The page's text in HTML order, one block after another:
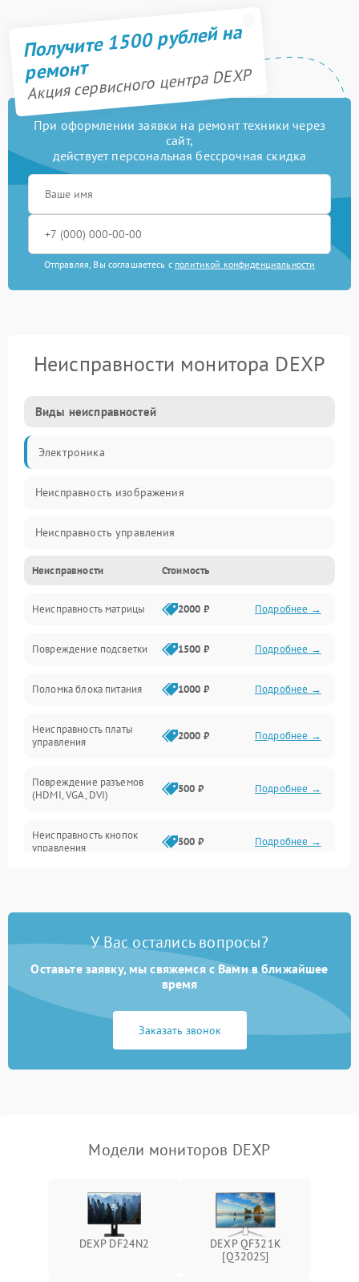
Получите 1500 рублей на
ремонт
Акция сервисного центра DEXP
При оформлении заявки на ремонт техники через
сайт,
действует персональная бессрочная скидка
Отправляя, Вы соглашаетесь с политикой конфиденциальности
Неисправности монитора DEXP
Виды неисправностей
Электроника
Неисправность изображения
Неисправность управления
Неисправность интерфейсов
Прочие неисправности
Неисправность звука
Механические повреждения
Неисправности Стоимость
Неисправность матрицы 2000 ₽ Подробнее →
Повреждение подсветки 1500 ₽ Подробнее →
Поломка блока питания 1000 ₽ Подробнее →
Неисправность платы
управления
2000 ₽ Подробнее →
Повреждение разъемов
(HDMI, VGA, DVI)
500 ₽ Подробнее →
Неисправность кнопок
управления
500 ₽ Подробнее →
питания
Подробнее →
защиты от перегрузок
1000 ₽ Подробнее →
1000 ₽
Неисправность системы
перенапряжения
Подробнее →
У Вас остались вопросы?
Оставьте заявку, мы свяжемся с Вами в ближайшее
время
Заказать звонок
Модели мониторов DEXP
DEXP DF24N2
DEXP QF321K
[Q3202S]